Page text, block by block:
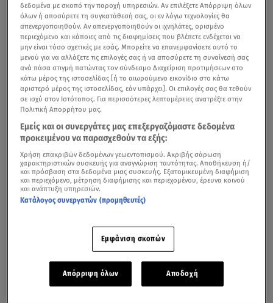
δεδομένα με σκοπό την παροχή υπηρεσιών. Αν επιλέξετε Απόρριψη όλων
όλων ή αποσύρετε τη συγκατάθεσή σας, οι εν λόγω τεχνολογίες θα
απενεργοποιηθούν. Αν απενεργοποιηθούν οι ιχνηλάτες, ορισμένο
περιεχόμενο και κάποιες από τις διαφημίσεις που βλέπετε ενδέχεται να
μην είναι τόσο σχετικές με εσάς. Μπορείτε να επανεμφανίσετε αυτό το
μενού για να αλλάξετε τις επιλογές σας ή να αποσύρετε τη συναίνεσή σας
ανά πάσα στιγμή πατώντας τον σύνδεσμο Διαχείριση προτιμήσεων στο
κάτω μέρος της ιστοσελίδας [ή το αιωρούμενο εικονίδιο στο κάτω
αριστερό μέρος της ιστοσελίδας, εάν υπάρχει]. Οι επιλογές σας θα τεθούν
σε ισχύ στον Ιστότοπος. Για περισσότερες λεπτομέρειες ανατρέξτε στην
Πολιτική Απορρήτου μας.
Εμείς και οι συνεργάτες μας επεξεργαζόμαστε δεδομένα
προκειμένου να παρασχεθούν τα εξής:
Χρήση επακριβών δεδομένων γεωεντοπισμού. Ακριβής σάρωση
χαρακτηριστικών συσκευής για αναγνώριση ταυτότητας. Αποθήκευση ή/
και πρόσβαση στα δεδομένα μιας συσκευής. Εξατομικευμένη διαφήμιση
και περιεχόμενο, μέτρηση διαφήμισης και περιεχομένου, έρευνα κοινού
και ανάπτυξη υπηρεσιών.
Κατάλογος συνεργατών (προμηθευτές)
Εμφάνιση σκοπών
Απόρριψη όλων Αποδοχή